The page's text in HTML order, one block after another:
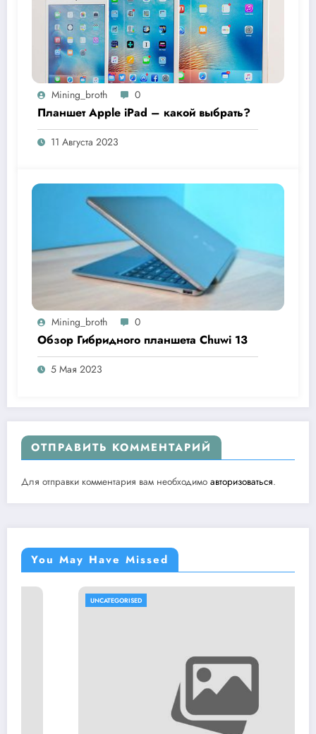
Mining_broth 0
Планшет Apple iPad – какой выбрать?
11 Августа 2023
Mining_broth 0
Обзор Гибридного планшета Chuwi 13
5 Мая 2023
ОТПРАВИТЬ КОММЕНТАРИЙ
Для отправки комментария вам необходимо авторизоваться.
You May Have Missed